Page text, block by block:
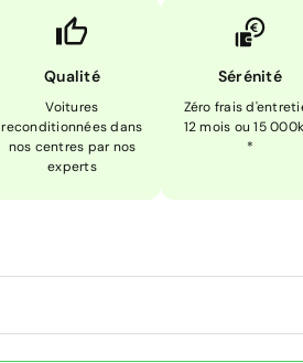
Qualité
Voitures
reconditionnées dans
nos centres par nos
experts
Sérénité
Zéro frais
12 mois ou 15
*